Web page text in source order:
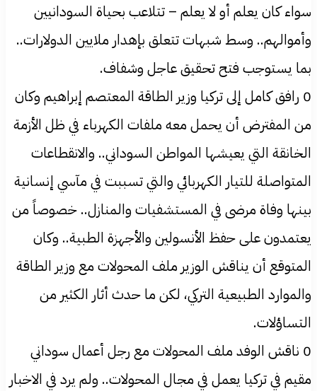
سواء كان يعلم أو لا يعلم – تتلاعب بحياة السودانيين
وأموالهم.. وسط شبهات تتعلق بإهدار ملايين الدولارات..
بما يستوجب فتح تحقيق عاجل وشفاف.
0 رافق كامل إلى تركيا وزير الطاقة المعتصم إبراهيم وكان
من المفترض أن يحمل معه ملفات الكهرباء في ظل الأزمة
الخانقة التي يعيشها المواطن السوداني.. والانقطاعات
المتواصلة للتيار الكهربائي والتي تسببت في مآسي إنسانية
بينها وفاة مرضى في المستشفيات والمنازل.. خصوصاً من
يعتمدون على حفظ الأنسولين والأجهزة الطبية.. وكان
المتوقع أن يناقش الوزير ملف المحولات مع وزير الطاقة
والموارد الطبيعية التركي، لكن ما حدث أثار الكثير من
التساؤلات.
0 ناقش الوفد ملف المحولات مع رجل أعمال سوداني
مقيم في تركيا يعمل في مجال المحولات.. ولم يرد في الاخبار